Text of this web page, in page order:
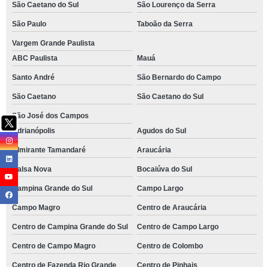
São Caetano do Sul São Lourenço da Serra
São Paulo Taboão da Serra
Vargem Grande Paulista
ABC Paulista
Mauá
Santo André São Bernardo do Campo
São Caetano São Caetano do Sul
São José dos Campos
Adrianópolis
Agudos do Sul
Almirante Tamandaré Araucária
Balsa Nova Bocaiúva do Sul
Campina Grande do Sul Campo Largo
Campo Magro Centro de Araucária
Centro de Campina Grande do Sul Centro de Campo Largo
Centro de Campo Magro Centro de Colombo
Centro de Fazenda Rio Grande Centro de Pinhais